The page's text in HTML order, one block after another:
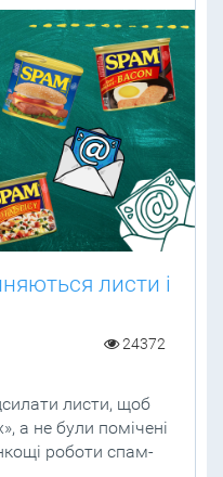
листи і
24372
листи, щоб
а не були помічені
роботи спам-